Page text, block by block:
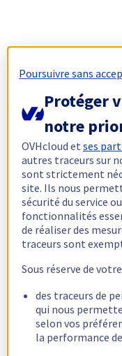
Poursuivre sans
Protéger
notre
OVHcloud etses
autres traceurs sur
sont strictement
site. Ils nous
sécurité du service
fonctionnalités
de réaliser des
traceurs sont
Sous réserve de
des traceurs de
qui nous
selon vos
la performance